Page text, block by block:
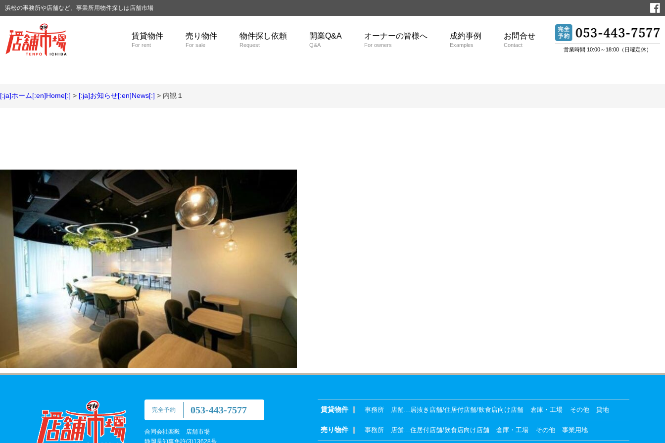
浜松の事務所や店舗など、事業所用物件探しは店舗市場
賃貸物件
For rent
売り物件
For sale
物件探し依頼
Request
開業Q&A
Q&A
オーナーの皆様へ
For owners
成約事例
Examples
お問合せ
Contact
営業時間 10:00～18:00（日曜定休）
[:ja]ホーム[:en]Home[:] > [:ja]お知らせ[:en]News[:] > 内観１
完全予約 053-443-7577
合同会社楽毅 店舗市場
静岡県知事免許(3)13628号
賃貸物件 事務所 店舗…居抜き店舗/住居付店舗/飲食店向け店舗 倉庫・工場 その他 貸地
売り物件 事務所 店舗…住居付店舗/飲食店向け店舗 倉庫・工場 その他 事業用地